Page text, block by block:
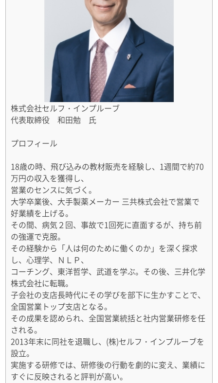
株式会社セルフ・インプルーブ
代表取締役 和田勉 氏
プロフィール
18歳の時、飛び込みの教材販売を経験し、1週間で約70
万円の収入を獲得し、
営業のセンスに気づく。
大学卒業後、大手製薬メーカー 三共株式会社で営業で
好業績を上げる。
その間、病気２回、事故で1回死に直面するが、持ち前
の強運で克服。
その経験から「人は何のために働くのか」を深く探求
し、心理学、ＮＬＰ、
コーチング、東洋哲学、武道を学ぶ。その後、三井化学
株式会社に転職。
子会社の支店長時代にその学びを部下に生かすことで、
全国営業トップ支店となる。
その成果を認められ、全国営業統括と社内営業研修を任
される。
2013年末に同社を退職し、(株)セルフ・インプルーブを
設立。
実施する研修では、研修後の行動を劇的に変え、業績に
すぐに反映されると評判が高い。